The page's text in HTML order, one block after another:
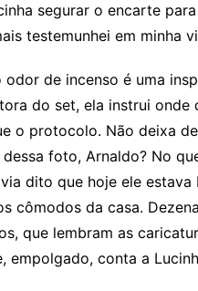
segurar o encarte
testemunhei em minha
odor de incenso é uma
do set, ela instrui
o protocolo. Não deixa
foto, Arnaldo? No
dito que hoje ele
cômodos da casa.
que lembram as
empolgado, conta a